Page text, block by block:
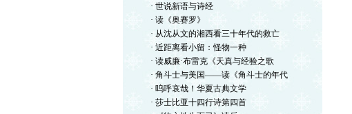
· 世说新语与诗经
· 读《奥赛罗》
· 从沈从文的湘西看三十年代的救亡
· 近距离看小留：怪物一种
· 读威廉·布雷克《天真与经验之歌
· 角斗士与美国——读《角斗士的年代
· 呜呼哀哉！华夏古典文学
· 莎士比亚十四行诗第四首